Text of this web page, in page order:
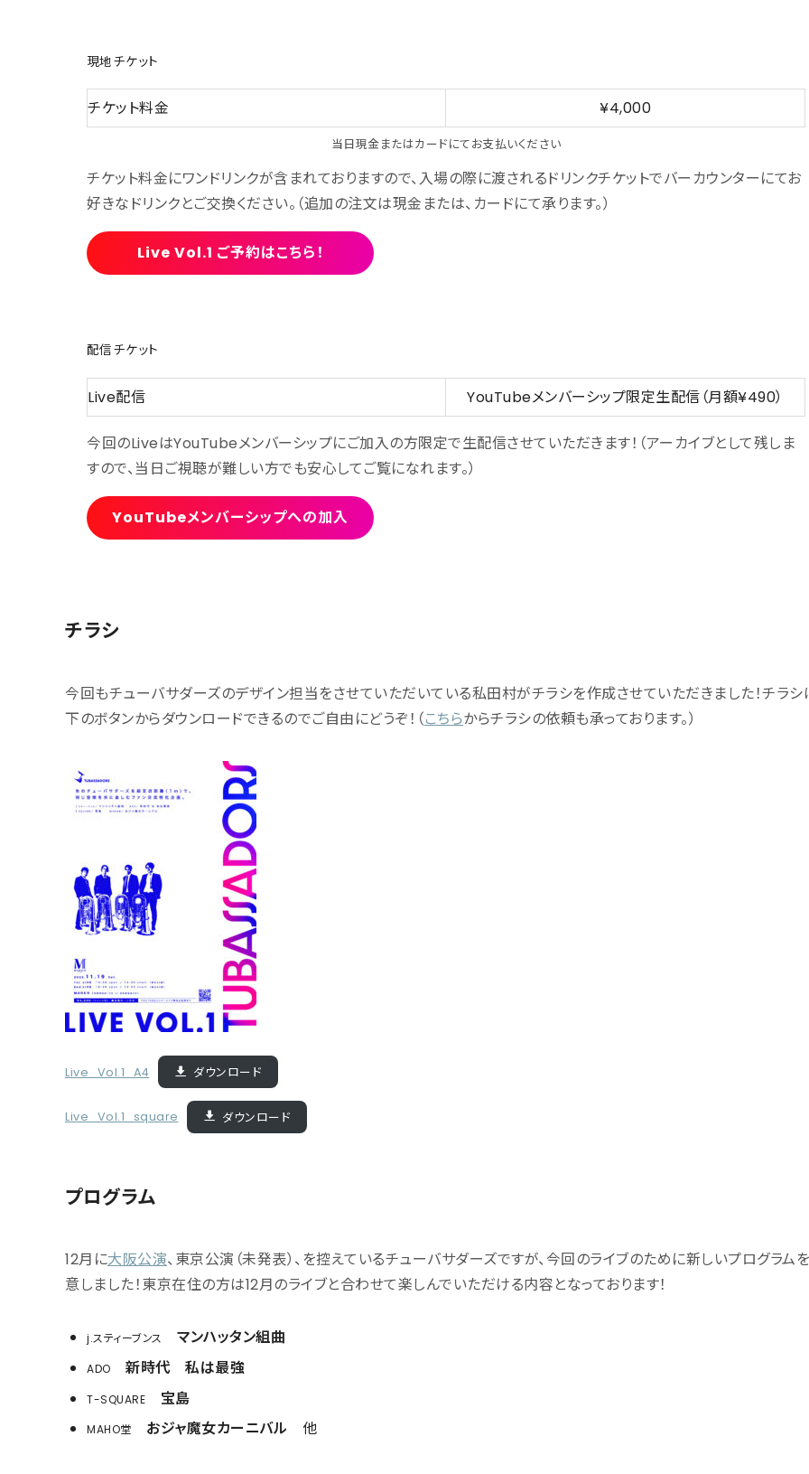
現地チケット
チケット料金 ¥4,000
当日現金またはカードにてお支払いください
チケット料金にワンドリンクが含まれておりますので、入場の際に渡されるドリンクチケットでバーカウンターにてお
好きなドリンクとご交換ください。（追加の注文は現金または、カードにて承ります。）
Live Vol.1 ご予約はこちら！
配信チケット
Live配信 YouTubeメンバーシップ限定生配信（月額¥490）
今回のLiveはYouTubeメンバーシップにご加入の方限定で生配信させていただきます！（アーカイブとして残しま
すので、当日ご視聴が難しい方でも安心してご覧になれます。）
YouTubeメンバーシップへの加入
チラシ
今回もチューバサダーズのデザイン担当をさせていただいている私田村がチラシを作成させていただきました！チラシ
下のボタンからダウンロードできるのでご自由にどうぞ！（こちらからチラシの依頼も承っております。）
Live_Vol.1_A4 ダウンロード
Live_Vol.1_square ダウンロード
プログラム
12月に大阪公演、東京公演（未発表）、を控えているチューバサダーズですが、今回のライブのために新しいプログラム
意しました！東京在住の方は12月のライブと合わせて楽しんでいただける内容となっております！
j.スティーブンス マンハッタン組曲
ADO 新時代 私は最強
T-SQUARE 宝島
MAHO堂 おジャ魔女カーニバル 他